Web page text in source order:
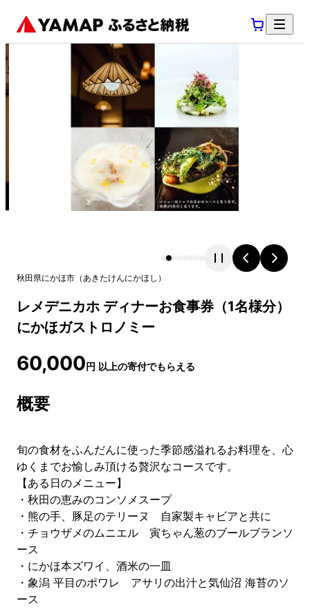
秋田県にかほ市 （あきたけんにかほし ）
レメデニカホ ディナーお食事券（1名様分）
にかほガストロノミー
60,000円 以上の寄付でもらえる
概要
旬の食材をふんだんに使った季節感溢れるお料理を、心
ゆくまでお愉しみ頂ける贅沢なコースです。
【ある日のメニュー】
・秋田の恵みのコンソメスープ
・熊の手、豚足のテリーヌ 自家製キャビアと共に
・チョウザメのムニエル 寅ちゃん葱のブールブランソ
ース
・にかほ本ズワイ、酒米の一皿
・象潟 平目のポワレ アサリの出汁と気仙沼 海苔のソ
ース